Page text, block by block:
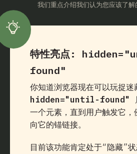
我们重点介绍我们认为您应该了解
特性亮点:
found"
你知道浏览器现在可以玩捉迷
hidden="until-found"
一个元素，直到用户触发它，
向它的锚链接。
目前该功能肯定处于“隐藏”状